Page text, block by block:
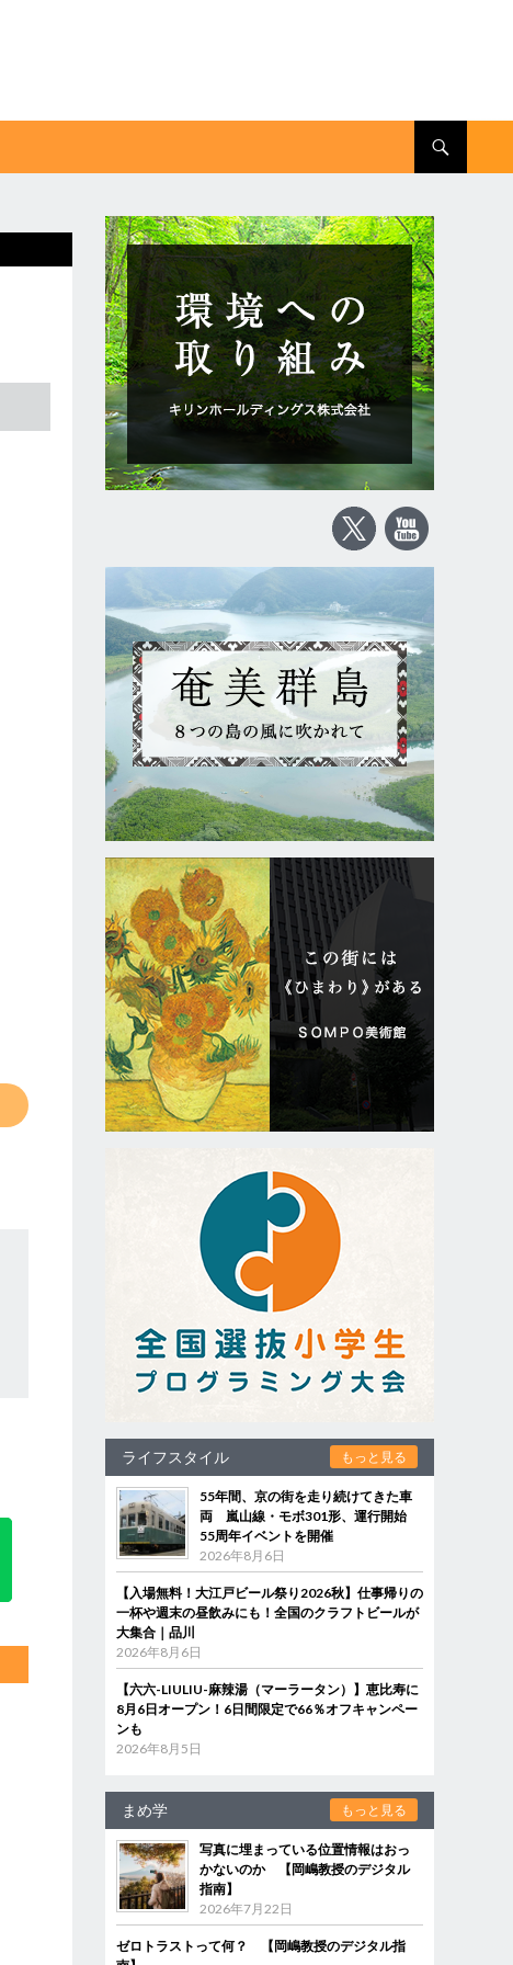
ライフスタイル もっと見る
55年間、京の街を走り続けてきた車
両 嵐山線・モボ301形、運行開始
55周年イベントを開催
2026年8月6日
【入場無料！大江戸ビール祭り2026秋】仕事帰りの
一杯や週末の昼飲みにも！全国のクラフトビールが
大集合｜品川
2026年8月6日
【六六-LIULIU-麻辣湯（マーラータン）】恵比寿に
8月6日オープン！6日間限定で66％オフキャンペー
ンも
2026年8月5日
まめ学 もっと見る
写真に埋まっている位置情報はおっ
かないのか 【岡嶋教授のデジタル
指南】
2026年7月22日
ゼロトラストって何？ 【岡嶋教授のデジタル指